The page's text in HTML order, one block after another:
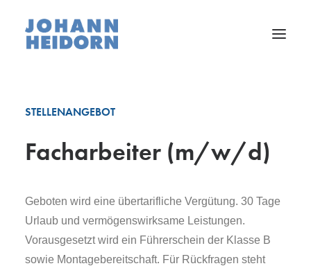
Unternehmen
Referenzen
Downloads
Kontakt
Facharbeiter (m/w/d)
Geboten wird eine übertarifliche Vergütung. 30 Tage
Urlaub und vermögenswirksame Leistungen.
Vorausgesetzt wird ein Führerschein der Klasse B
sowie Montagebereitschaft. Für Rückfragen steht